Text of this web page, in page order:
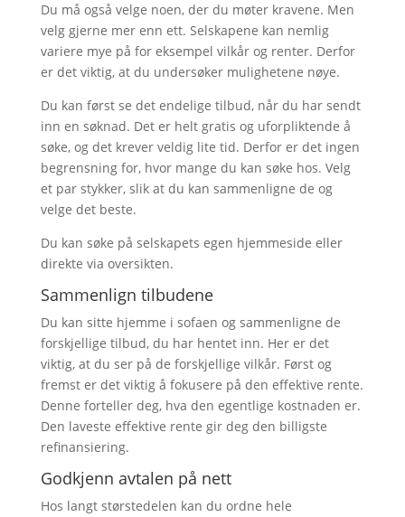
Du må også velge noen, der du møter kravene. Men
velg gjerne mer enn ett. Selskapene kan nemlig
variere mye på for eksempel vilkår og renter. Derfor
er det viktig, at du undersøker mulighetene nøye.
Du kan først se det endelige tilbud, når du har sendt
inn en søknad. Det er helt gratis og uforpliktende å
søke, og det krever veldig lite tid. Derfor er det ingen
begrensning for, hvor mange du kan søke hos. Velg
et par stykker, slik at du kan sammenligne de og
velge det beste.
Du kan søke på selskapets egen hjemmeside eller
direkte via oversikten.
Sammenlign tilbudene
Du kan sitte hjemme i sofaen og sammenligne de
forskjellige tilbud, du har hentet inn. Her er det
viktig, at du ser på de forskjellige vilkår. Først og
fremst er det viktig å fokusere på den effektive rente.
Denne forteller deg, hva den egentlige kostnaden er.
Den laveste effektive rente gir deg den billigste
refinansiering.
Godkjenn avtalen på nett
Hos langt størstedelen kan du ordne hele